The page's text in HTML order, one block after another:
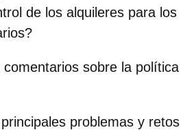
de los alquileres para los
comentarios sobre la política
problemas y retos